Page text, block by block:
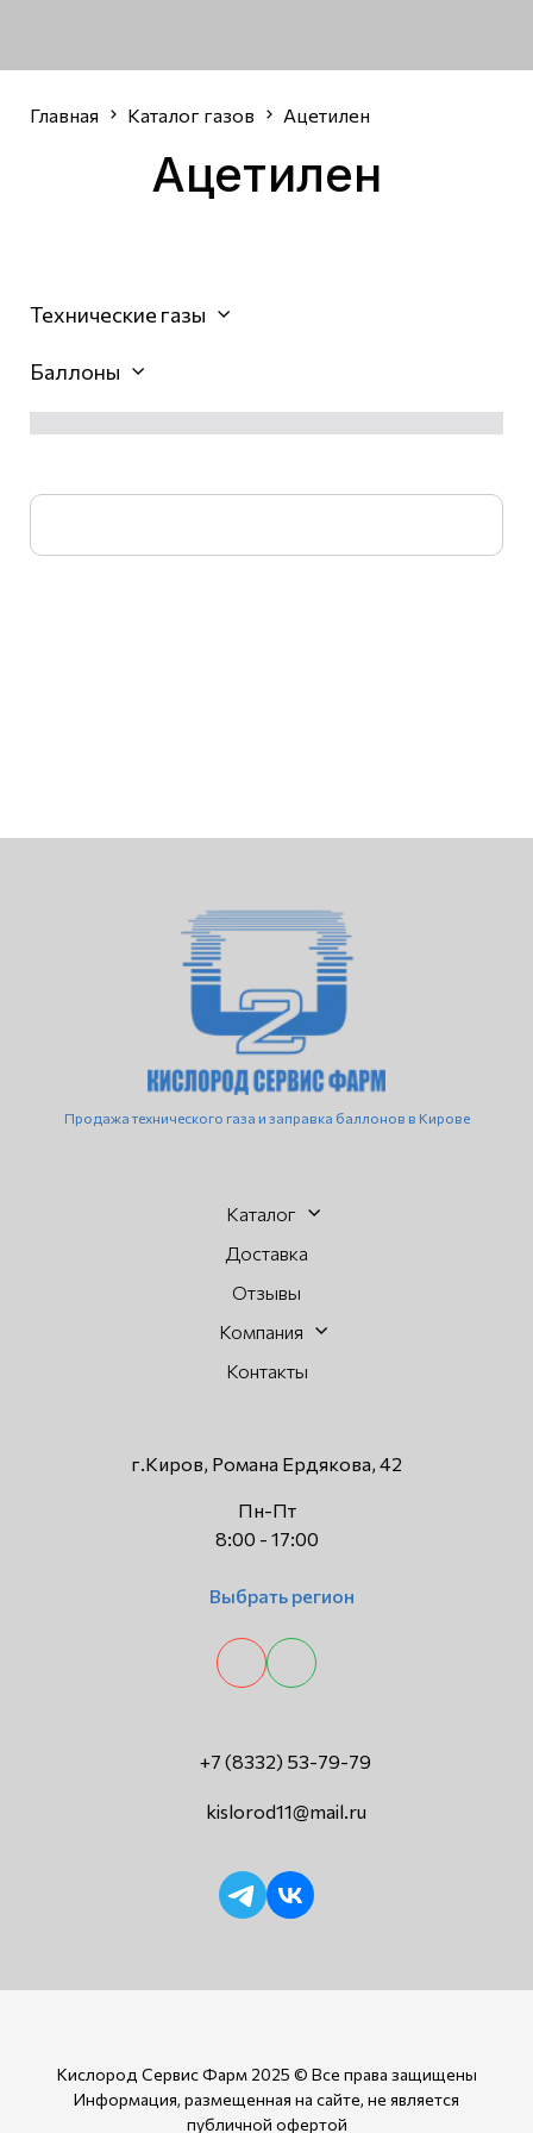
Главная Каталог газов Ацетилен
Ацетилен
Технические газы
Баллоны
Доставка по Кирову в день заказа
Продажа технического газа и заправка баллонов в Кирове
Каталог
Доставка
Отзывы
Компания
Контакты
г.Киров, Романа Ердякова, 42
Пн-Пт
8:00 - 17:00
Выбрать регион
+7 (8332) 53-79-79
kislorod11@mail.ru
Кислород Сервис Фарм 2025 © Все права защищены
Информация, размещенная на сайте, не является
публичной офертой